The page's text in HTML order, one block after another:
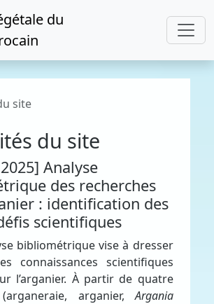
du
site
du site
Analyse
des recherches
: identification des
scientifiques
bibliométrique vise à dresser
connaissances scientifiques
l’arganier. À partir de quatre
arganier,Argania